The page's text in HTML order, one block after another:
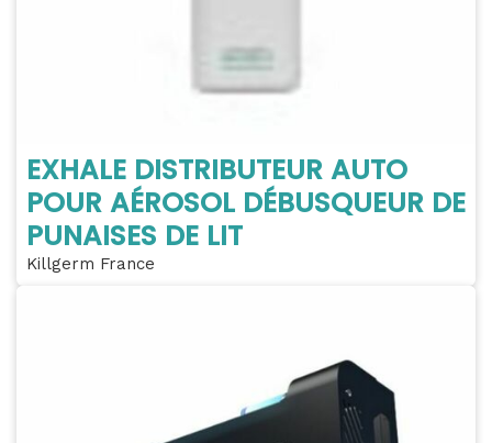
EXHALE DISTRIBUTEUR AUTO
POUR AÉROSOL DÉBUSQUEUR DE
PUNAISES DE LIT
Killgerm France